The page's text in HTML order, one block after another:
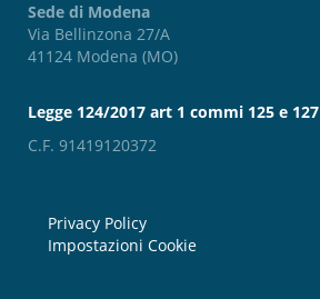
Sede di Modena
Via Bellinzona 27/A
41124 Modena (MO)
Legge 124/2017 art 1 commi 125 e 127
C.F. 91419120372
Privacy Policy
Impostazioni Cookie